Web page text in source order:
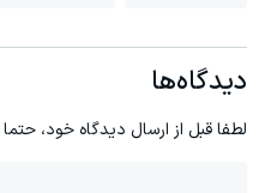
دیدگاه‌ها
لطفا قبل از ارسال دیدگاه خود، حتما